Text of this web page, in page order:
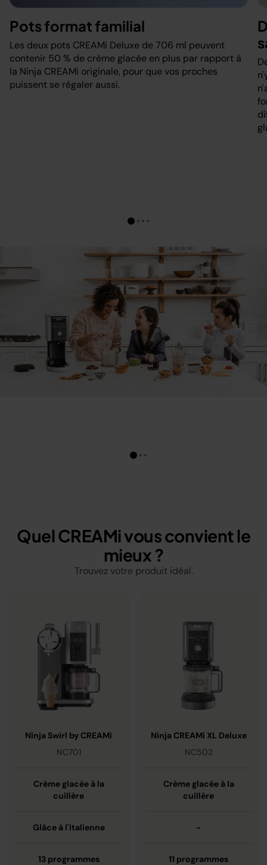
Pots format familial
Les deux pots CREAMi Deluxe de 706 ml peuvent
contenir 50 % de crème glacée en plus par rapport à
la Ninja CREAMi originale, pour que vos proches
puissent se régaler aussi.
Quel CREAMi vous convient le
mieux ?
Trouvez votre produit idéal.
Ninja Swirl by CREAMi
NC701
Crème glacée à la
cuillère
Glâce à l'italienne
13 programmes
Ninja CREAMi XL Deluxe
NC502
Crème glacée à la
cuillère
-
11 programmes